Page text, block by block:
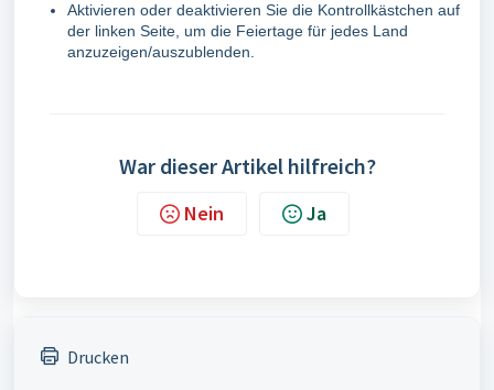
Aktivieren oder deaktivieren Sie die Kontrollkästchen auf
der linken Seite, um die Feiertage für jedes Land
anzuzeigen/auszublenden.
War dieser Artikel hilfreich?
Nein Ja
Drucken